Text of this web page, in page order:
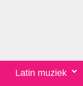
Latin muziek